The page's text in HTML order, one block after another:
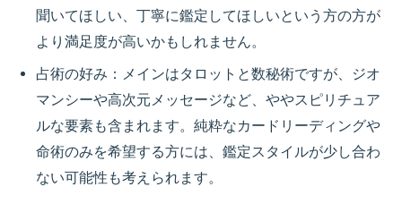
聞いてほしい、丁寧に鑑定してほしいという方の方が
より満足度が高いかもしれません。
占術の好み： メインはタロットと数秘術ですが、ジオ
マンシーや高次元メッセージなど、ややスピリチュア
ルな要素も含まれます。純粋なカードリーディングや
命術のみを希望する方には、鑑定スタイルが少し合わ
ない可能性も考えられます。